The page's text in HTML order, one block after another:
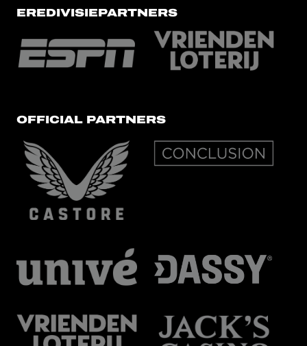
EREDIVISIEPARTNERS
OFFICIAL PARTNERS